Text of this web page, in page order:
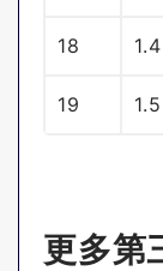
18 1.4
19 1.5
更多第